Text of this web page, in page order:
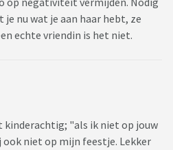
nu wat je aan haar hebt, ze
echte vriendin is het niet.
"als ik niet op jouw
niet op mijn feestje. Lekker